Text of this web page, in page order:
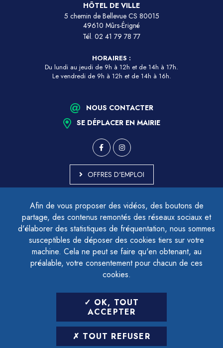
Afin de vous proposer des vidéos, des boutons de
partage, des contenus remontés des réseaux sociaux et
d'élaborer des statistiques de fréquentation, nous sommes
susceptibles de déposer des cookies tiers sur votre
machine. Cela ne peut se faire qu'en obtenant, au
préalable, votre consentement pour chacun de ces
cookies.
OK, TOUT
ACCEPTER
TOUT REFUSER
HÔTEL DE VILLE
5 chemin de Bellevue CS 80015
49610 Mûrs-Érigné
Tél. 02 41 79 78 77
HORAIRES :
Du lundi au jeudi de 9h à 12h et de 14h à 17h.
Le vendredi de 9h à 12h et de 14h à 16h.
NOUS CONTACTER
SE DÉPLACER EN MAIRIE
OFFRES D'EMPLOI
ACCESSIBILITÉ - PARTIELLEMENT CONFORME
PLAN DU SITE
MENTIONS LÉGALES
CONTACTER LE DÉLÉGUÉ À LA PROTECTION DES DONNÉES
GESTION DES COOKIES
LETTRE D'INFORMATION
SAISIR VOTRE ADRESSE E-MAIL
POUR VOUS INSCRIRE :